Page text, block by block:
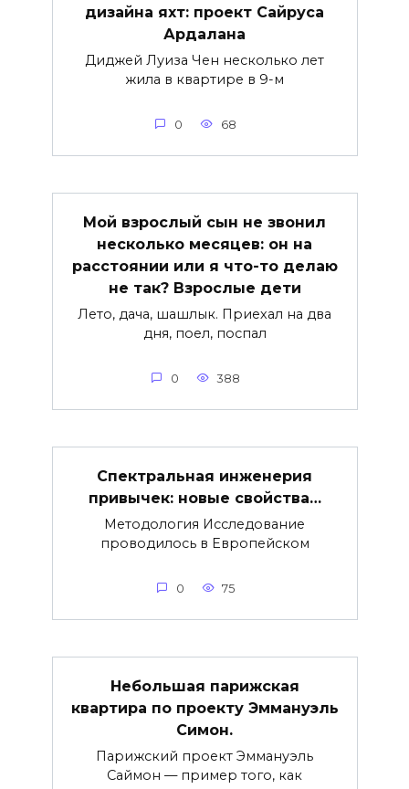
дизайна яхт: проект Сайруса
Ардалана
Диджей Луиза Чен несколько лет
жила в квартире в 9-м
0 68
Мой взрослый сын не звонил
несколько месяцев: он на
расстоянии или я что-то делаю
не так? Взрослые дети
Лето, дача, шашлык. Приехал на два
дня, поел, поспал
0 388
Спектральная инженерия
привычек: новые свойства…
Методология Исследование
проводилось в Европейском
0 75
Небольшая парижская
квартира по проекту Эммануэль
Симон.
Парижский проект Эммануэль
Саймон — пример того, как